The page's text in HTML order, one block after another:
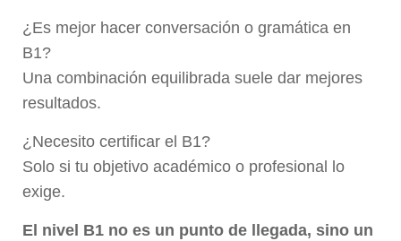
¿Es mejor hacer conversación o gramática en
B1?
Una combinación equilibrada suele dar mejores
resultados.
¿Necesito certificar el B1?
Solo si tu objetivo académico o profesional lo
exige.
El nivel B1 no es un punto de llegada, sino un